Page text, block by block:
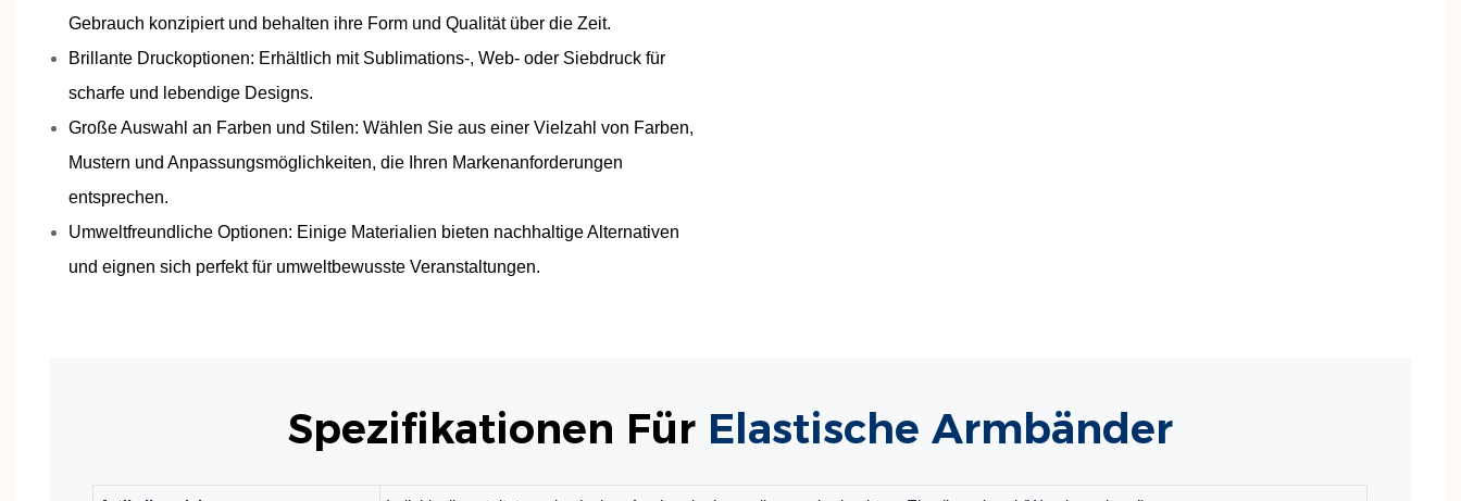
Gebrauch konzipiert und behalten ihre Form und Qualität über die Zeit.
Brillante Druckoptionen: Erhältlich mit Sublimations-, Web- oder Siebdruck für
scharfe und lebendige Designs.
Große Auswahl an Farben und Stilen: Wählen Sie aus einer Vielzahl von Farben,
Mustern und Anpassungsmöglichkeiten, die Ihren Markenanforderungen
entsprechen.
Umweltfreundliche Optionen: Einige Materialien bieten nachhaltige Alternativen
und eignen sich perfekt für umweltbewusste Veranstaltungen.
Spezifikationen Für Elastische Armbänder